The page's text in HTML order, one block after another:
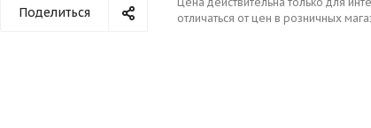
Поделиться
отличаться от цен в розничных